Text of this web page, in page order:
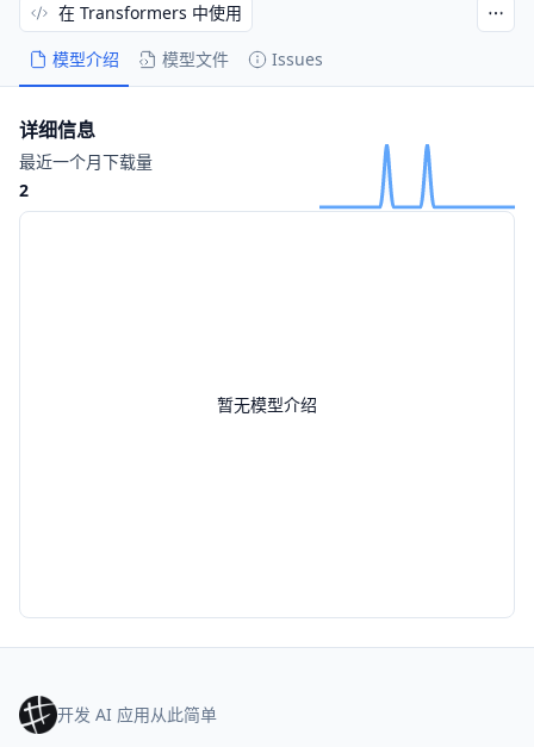
模型介绍 模型文件 Issues
在 Transformers 中使用
暂无模型介绍
详细信息
最近一个月下载量
2
开发 AI 应用从此简单